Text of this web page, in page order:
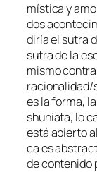
mís­ti­ca y
dos
di­ría el su­tra
su­tra de la
mis­mo
racionalidad/
es la for­ma,
shu­nia­ta, lo
es­tá abier­to
ca es
de con­te­ni­do